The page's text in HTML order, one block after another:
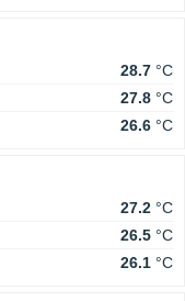
28.7 °C
27.8 °C
26.6 °C
27.2 °C
26.5 °C
26.1 °C